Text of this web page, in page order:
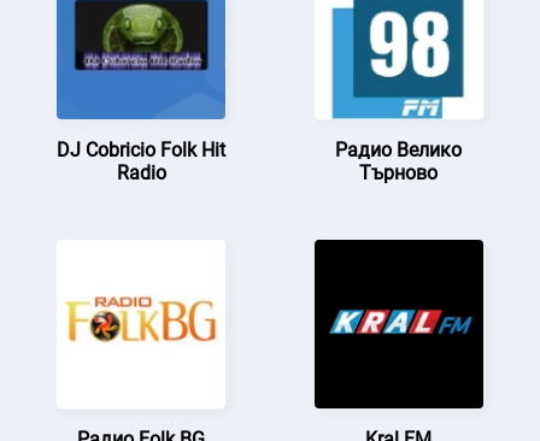
DJ Cobricio Folk Hit
Radio
Радио Велико
Търново